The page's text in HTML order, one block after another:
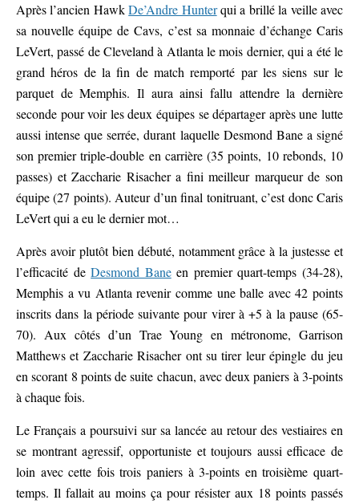
Après l’ancien HawkDe’Andre Hunterqui a brillé la veille avec
sa nouvelle équipe de Cavs, c’est sa monnaie d’échange Caris
LeVert, passé de Cleveland à Atlanta le mois dernier, qui a été le
grand héros de la fin de match remporté par les siens sur le
parquet de Memphis. Il aura ainsi fallu attendre la dernière
seconde pour voir les deux équipes se départager après une lutte
aussi intense que serrée, durant laquelle Desmond Bane a signé
son premier triple-double en carrière (35 points, 10 rebonds, 10
passes) et Zaccharie Risacher a fini meilleur marqueur de son
équipe (27 points). Auteur d’un final tonitruant, c’est donc Caris
LeVert qui a eu le dernier mot…
Après avoir plutôt bien débuté, notamment grâce à la justesse et
l’efficacité deDesmond Baneen premier quart-temps (34-28),
Memphis a vu Atlanta revenir comme une balle avec 42 points
inscrits dans la période suivante pour virer à +5 à la pause (65-
70). Aux côtés d’un Trae Young en métronome, Garrison
Matthews et Zaccharie Risacher ont su tirer leur épingle du jeu
en scorant 8 points de suite chacun, avec deux paniers à 3-points
à chaque fois.
Le Français a poursuivi sur sa lancée au retour des vestiaires en
se montrant agressif, opportuniste et toujours aussi efficace de
loin avec cette fois trois paniers à 3-points en troisième quart-
temps. Il fallait au moins ça pour résister aux 18 points passés